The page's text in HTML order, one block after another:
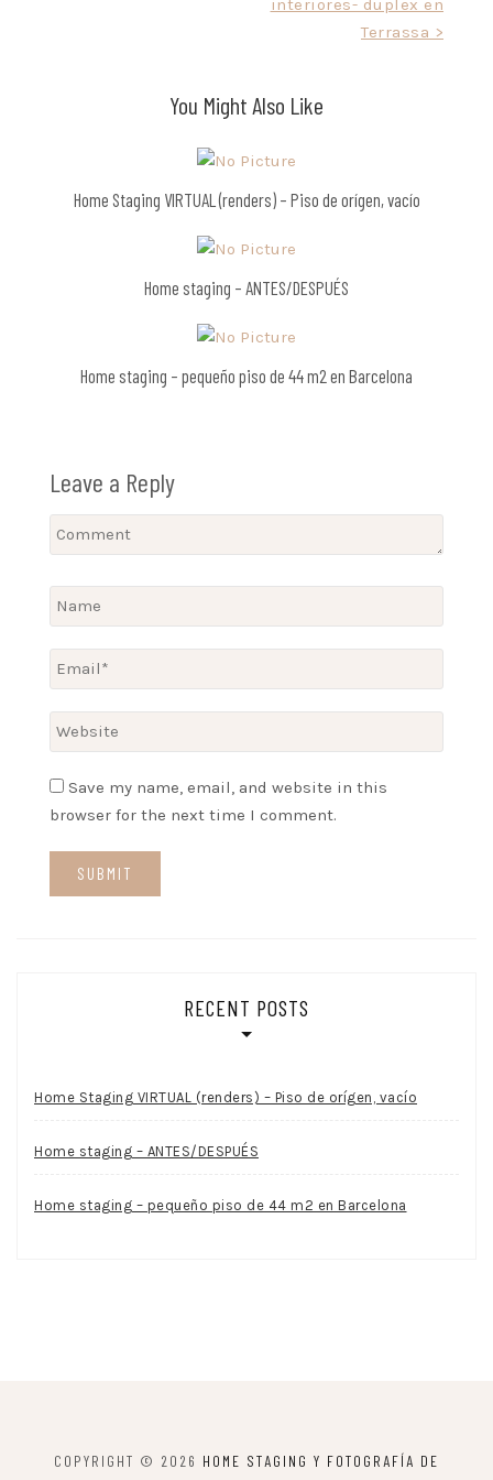
interiores- duplex en
Terrassa >
You Might Also Like
Home Staging VIRTUAL (renders) – Piso de orígen, vacío
Home staging – ANTES/DESPUÉS
Home staging – pequeño piso de 44 m2 en Barcelona
Leave a Reply
Save my name, email, and website in this
browser for the next time I comment.
RECENT POSTS
Home Staging VIRTUAL (renders) – Piso de orígen, vacío
Home staging – ANTES/DESPUÉS
Home staging – pequeño piso de 44 m2 en Barcelona
COPYRIGHT © 2026 HOME STAGING Y FOTOGRAFÍA DE